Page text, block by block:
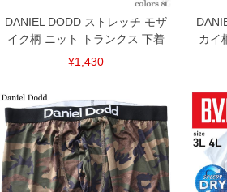
※商品によって若干のサイズの誤差がございます。
ンピュータ画面）によって、商品の色味が若干異な
ください。
※当店での掲載商品は、実店鋪と在庫を共用してお
舗からのお取り寄せ等により、お客様にご迷惑をお
す。そのようなことがない様最大限に努めておりま
ITEM INTRODUCTION
DANIEL DODD ストレッチ モザ
イク柄 ニット トランクス 下着
¥1,430
カイ